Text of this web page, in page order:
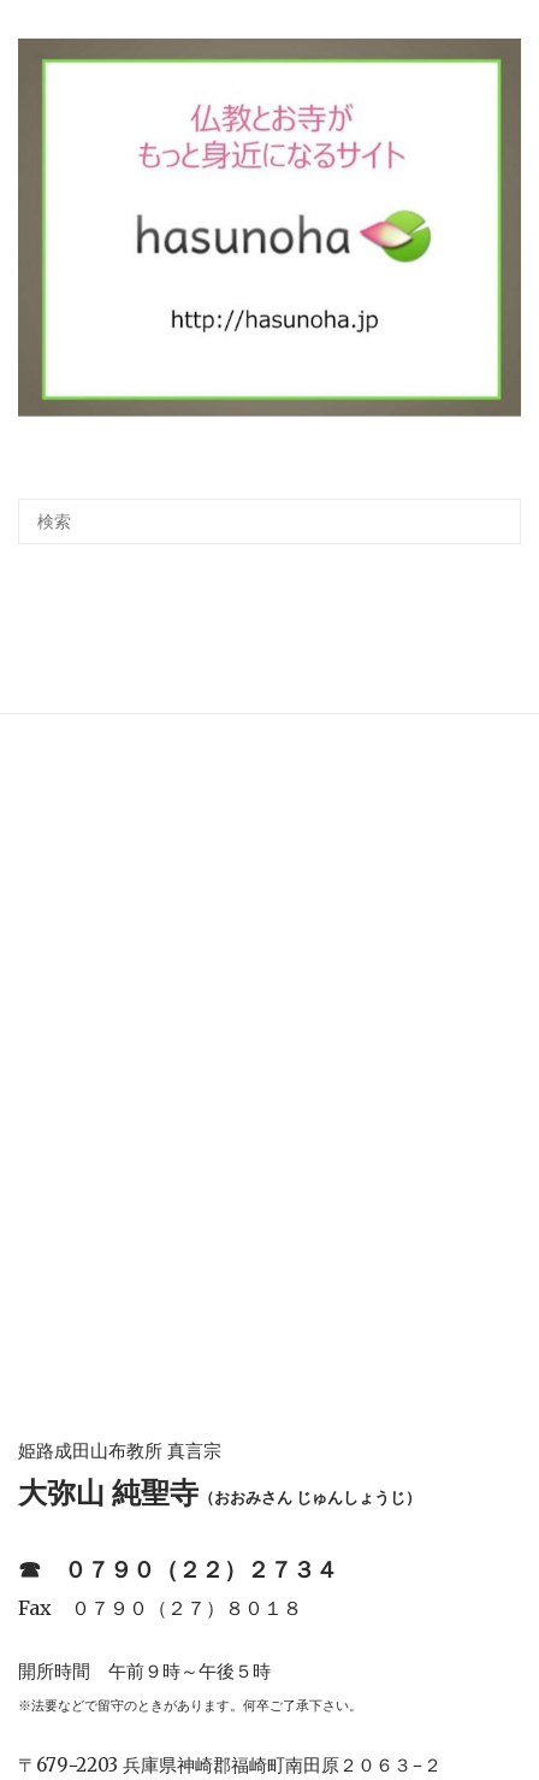
姫路成田山布教所 真言宗
大弥山 純聖寺 （おおみさん じゅんしょうじ）
☎︎ ０７９０（２２）２７３４
Fax ０７９０（２７）８０１８
開所時間 午前９時～午後５時
※法要などで留守のときがあります。何卒ご了承下さい。
〒679−2203 兵庫県神崎郡福崎町南田原２０６３−２